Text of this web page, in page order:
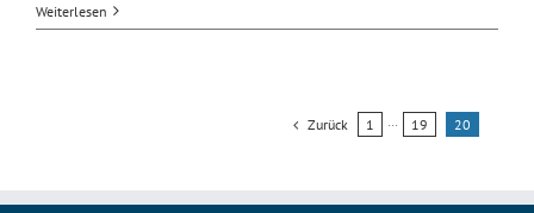
5
Weiterlesen
Zurück 1 ··· 19 20